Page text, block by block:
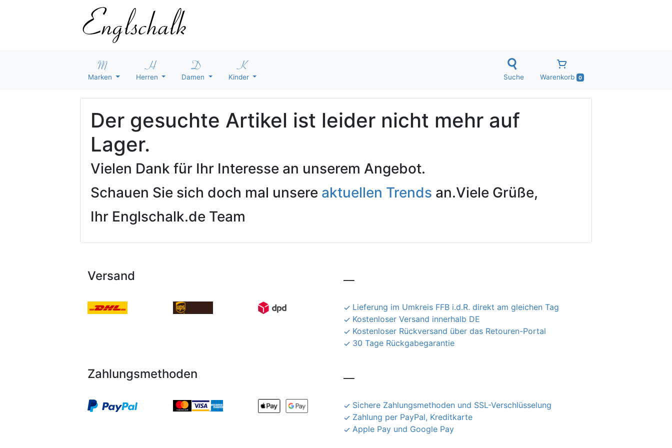
Marken Herren Damen Kinder Suche Warenkorb 0
Der gesuchte Artikel ist leider nicht mehr auf
Lager.
Vielen Dank für Ihr Interesse an unserem Angebot.
Schauen Sie sich doch mal unsere aktuellen Trends an.Viele Grüße,
Ihr Englschalk.de Team
Versand
Lieferung im Umkreis FFB i.d.R. direkt am gleichen Tag
Kostenloser Versand innerhalb DE
Kostenloser Rückversand über das Retouren-Portal
30 Tage Rückgabegarantie
Zahlungsmethoden
Sichere Zahlungsmethoden und SSL-Verschlüsselung
Zahlung per PayPal, Kreditkarte
Apple Pay und Google Pay